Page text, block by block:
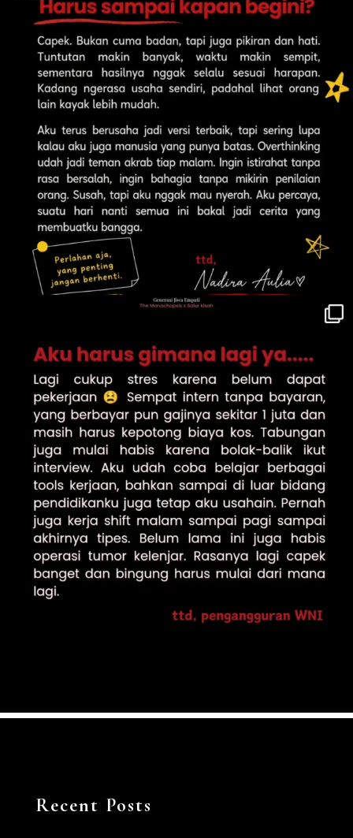
Recent Posts